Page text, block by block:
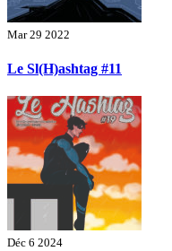
Mar 29 2022
Le Sl(H)ashtag #11
Déc 6 2024